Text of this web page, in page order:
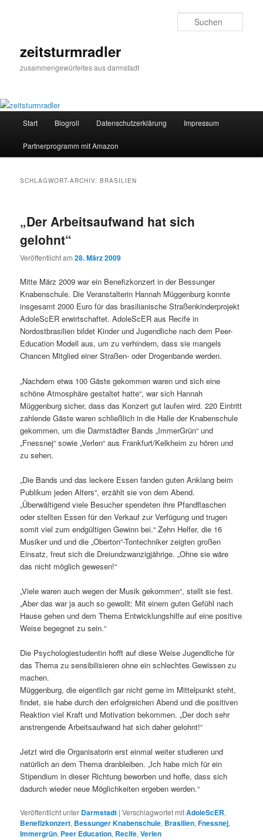
zeitsturmradler
zusammengewürfeltes aus darmstadt
Start Blogroll Datenschutzerklärung Impressum
Partnerprogramm mit Amazon
SCHLAGWORT-ARCHIV:BRASILIEN
„Der Arbeitsaufwand hat sich
gelohnt“
Veröffentlicht am28. März 2009
Mitte März 2009 war ein Benefizkonzert in der Bessunger
Knabenschule. Die Veranstalterin Hannah Müggenburg konnte
insgesamt 2000 Euro für das brasilianische Straßenkinderprojekt
AdoleScER erwirtschaftet. AdoleScER aus Recife in
Nordostbrasilien bildet Kinder und Jugendliche nach dem Peer-
Education Modell aus, um zu verhindern, dass sie mangels
Chancen Mitglied einer Straßen- oder Drogenbande werden.
„Nachdem etwa 100 Gäste gekommen waren und sich eine
schöne Atmosphäre gestaltet hatte“, war sich Hannah
Müggenburg sicher, dass das Konzert gut laufen wird. 220 Eintritt
zahlende Gäste waren schließlich in die Halle der Knabenschule
gekommen, um die Darmstädter Bands „ImmerGrün“ und
„Fnessnej“ sowie „Verlen“ aus Frankfurt/Kelkheim zu hören und
zu sehen.
„Die Bands und das leckere Essen fanden guten Anklang beim
Publikum jeden Alters“, erzählt sie von dem Abend.
„Überwältigend viele Besucher spendeten ihre Pfandflaschen
oder stellten Essen für den Verkauf zur Verfügung und trugen
somit viel zum endgültigen Gewinn bei.“ Zehn Helfer, die 16
Musiker und und die „Oberton“-Tontechniker zeigten großen
Einsatz, freut sich die Dreiundzwanzigjährige. „Ohne sie wäre
das nicht möglich gewesen!“
„Viele waren auch wegen der Musik gekommen“, stellt sie fest.
„Aber das war ja auch so gewollt: Mit einem guten Gefühl nach
Hause gehen und dem Thema Entwicklungshilfe auf eine positive
Weise begegnet zu sein.“
Die Psychologiestudentin hofft auf diese Weise Jugendliche für
das Thema zu sensibilisieren ohne ein schlechtes Gewissen zu
machen.
Müggenburg, die eigentlich gar nicht gerne im Mittelpunkt steht,
findet, sie habe durch den erfolgreichen Abend und die positiven
Reaktion viel Kraft und Motivation bekommen. „Der doch sehr
anstrengende Arbeitsaufwand hat sich daher gelohnt!“
Jetzt wird die Organisatorin erst einmal weiter studieren und
natürlich an dem Thema dranbleiben. „Ich habe mich für ein
Stipendium in dieser Richtung beworben und hoffe, dass sich
dadurch wieder neue Möglichkeiten ergeben werden.“
Veröffentlicht unter Darmstadt |Verschlagwortet mitAdoleScER,
Benefizkonzert, Bessunger Knabenschule, Brasilien,Fnessnej,
Immergrün, Peer Education, Recife,Verlen